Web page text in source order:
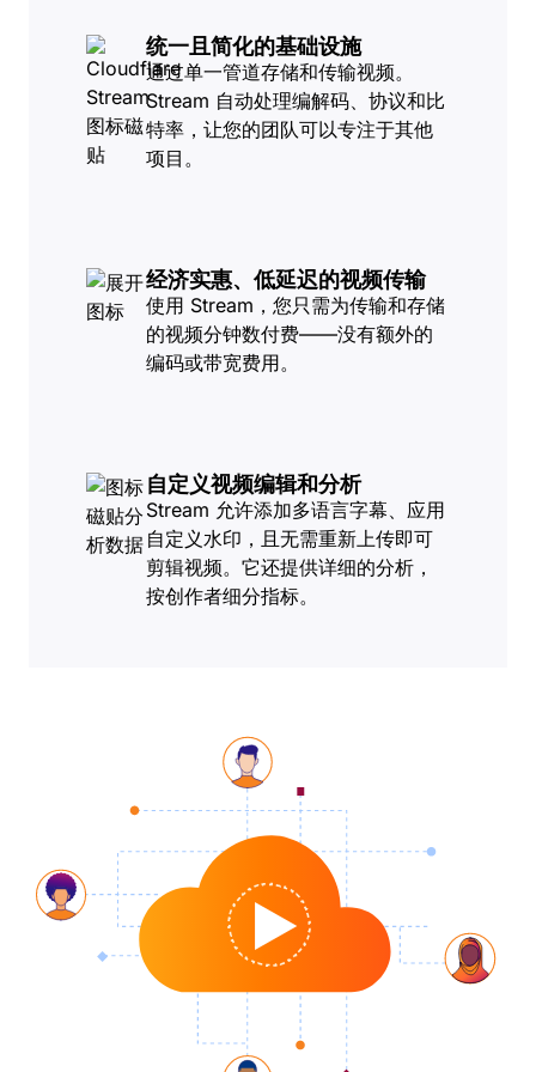
统一且简化的基础设施
通过单一管道存储和传输视频。
Stream 自动处理编解码、协议和比
特率，让您的团队可以专注于其他
项目。
经济实惠、低延迟的视频传输
使用 Stream，您只需为传输和存储
的视频分钟数付费——没有额外的
编码或带宽费用。
自定义视频编辑和分析
Stream 允许添加多语言字幕、应用
自定义水印，且无需重新上传即可
剪辑视频。它还提供详细的分析，
按创作者细分指标。